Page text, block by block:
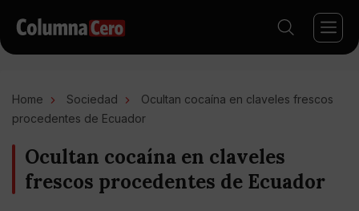
Home Sociedad
Ocultan cocaína en claveles frescos
procedentes de Ecuador
Ocultan cocaína en claveles
frescos procedentes de Ecuador